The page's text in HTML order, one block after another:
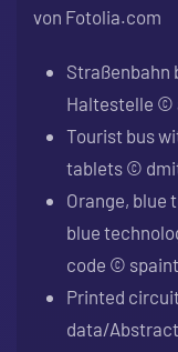
von Fotolia.com
Straßenbahn
Haltestelle ©
Tourist bus
tablets ©
Orange, blue
blue
code ©
Printed
data/